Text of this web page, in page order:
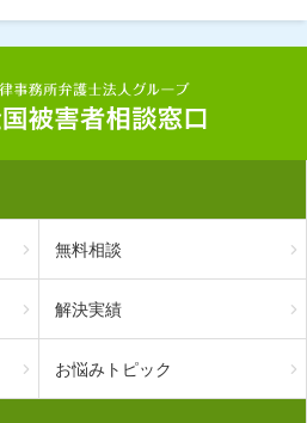
無料相談
解決実績
お悩みトピック